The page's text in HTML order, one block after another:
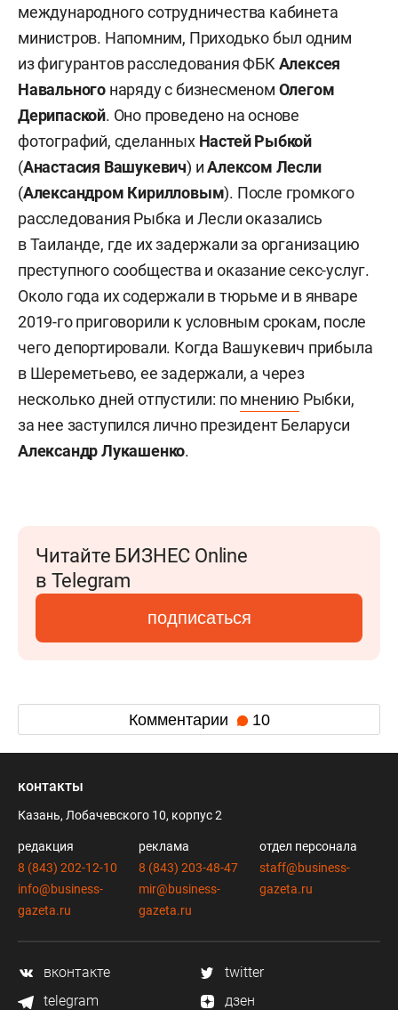
международного сотрудничества кабинета
министров. Напомним, Приходько был одним
из фигурантов расследования ФБК Алексея
Навального наряду с бизнесменом Олегом
Дерипаской. Оно проведено на основе
фотографий, сделанных Настей Рыбкой
(Анастасия Вашукевич) иАлексом Лесли
(Александром Кирилловым). После громкого
расследования Рыбка и Лесли оказались
в Таиланде, где их задержали за организацию
преступного сообщества и оказание секс-услуг.
Около года их содержали в тюрьме и в январе
2019-го приговорили к условным срокам, после
чего депортировали. Когда Вашукевич прибыла
в Шереметьево, ее задержали, а через
несколько дней отпустили: помнению Рыбки,
за нее заступился лично президент Беларуси
Александр Лукашенко.
Читайте БИЗНЕС Online
в Telegram
подписаться
Комментарии 10
контакты
Казань, Лобачевского 10, корпус 2
редакция
8 (843) 202-12-10
info@business-
gazeta.ru
реклама
8 (843) 203-48-47
mir@business-
gazeta.ru
отдел персонала
staff@business-
gazeta.ru
вконтакте
twitter
telegram
дзен